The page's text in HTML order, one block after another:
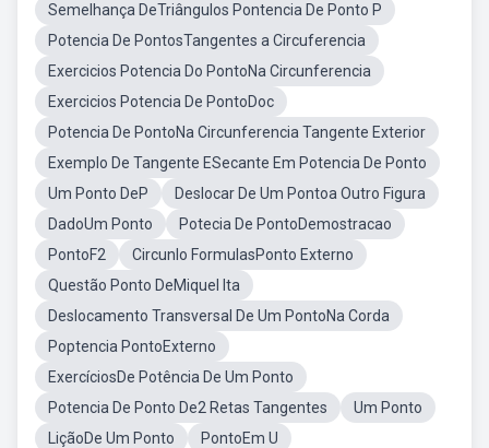
Semelhança DeTriângulos Pontencia De Ponto P
Potencia De PontosTangentes a Circuferencia
Exercicios Potencia Do PontoNa Circunferencia
Exercicios Potencia De PontoDoc
Potencia De PontoNa Circunferencia Tangente Exterior
Exemplo De Tangente ESecante Em Potencia De Ponto
Um Ponto DeP
Deslocar De Um Pontoa Outro Figura
DadoUm Ponto
Potecia De PontoDemostracao
PontoF2
Circunlo FormulasPonto Externo
Questão Ponto DeMiquel Ita
Deslocamento Transversal De Um PontoNa Corda
Poptencia PontoExterno
ExercíciosDe Potência De Um Ponto
Potencia De Ponto De2 Retas Tangentes
Um Ponto
LiçãoDe Um Ponto
PontoEm U